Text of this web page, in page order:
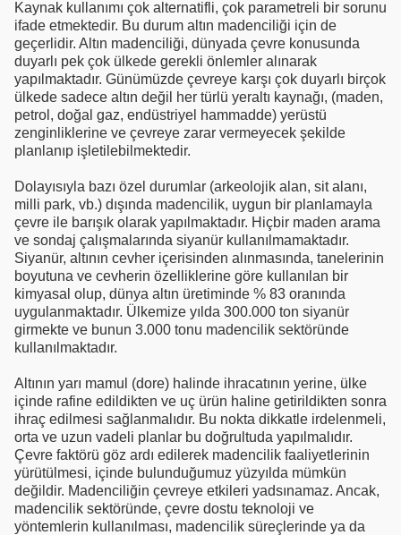
Kaynak kullanımı çok alternatifli, çok parametreli bir sorunu
ifade etmektedir. Bu durum altın madenciliği için de
geçerlidir. Altın madenciliği, dünyada çevre konusunda
duyarlı pek çok ülkede gerekli önlemler alınarak
yapılmaktadır. Günümüzde çevreye karşı çok duyarlı birçok
ülkede sadece altın değil her türlü yeraltı kaynağı, (maden,
petrol, doğal gaz, endüstriyel hammadde) yerüstü
zenginliklerine ve çevreye zarar vermeyecek şekilde
planlanıp işletilebilmektedir.
Dolayısıyla bazı özel durumlar (arkeolojik alan, sit alanı,
milli park, vb.) dışında madencilik, uygun bir planlamayla
çevre ile barışık olarak yapılmaktadır. Hiçbir maden arama
ve sondaj çalışmalarında siyanür kullanılmamaktadır.
Siyanür, altının cevher içerisinden alınmasında, tanelerinin
boyutuna ve cevherin özelliklerine göre kullanılan bir
kimyasal olup, dünya altın üretiminde % 83 oranında
uygulanmaktadır. Ülkemize yılda 300.000 ton siyanür
girmekte ve bunun 3.000 tonu madencilik sektöründe
kullanılmaktadır.
Altının yarı mamul (dore) halinde ihracatının yerine, ülke
içinde rafine edildikten ve uç ürün haline getirildikten sonra
ihraç edilmesi sağlanmalıdır. Bu nokta dikkatle irdelenmeli,
orta ve uzun vadeli planlar bu doğrultuda yapılmalıdır.
Çevre faktörü göz ardı edilerek madencilik faaliyetlerinin
yürütülmesi, içinde bulunduğumuz yüzyılda mümkün
değildir. Madenciliğin çevreye etkileri yadsınamaz. Ancak,
madencilik sektöründe, çevre dostu teknoloji ve
yöntemlerin kullanılması, madencilik süreçlerinde ya da